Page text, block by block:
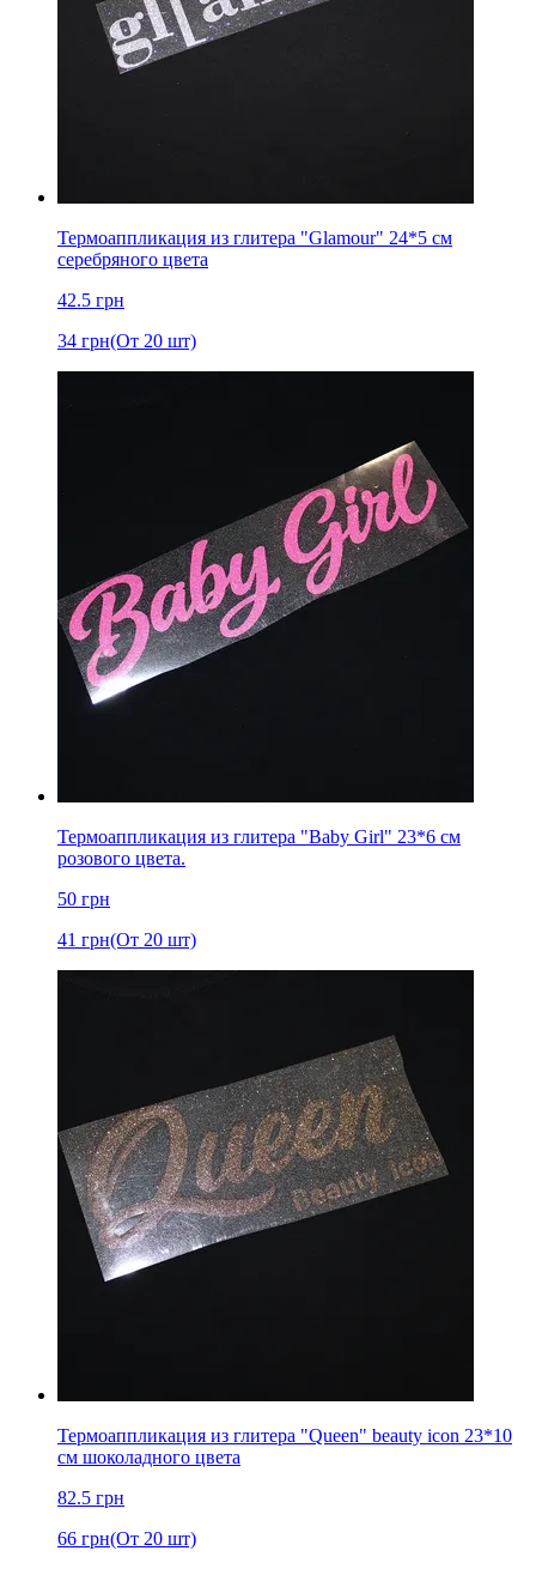
Термоаппликация из глитера "Glamour" 24*5 см
серебряного цвета
42.5 грн
34 грн(От 20 шт)
Термоаппликация из глитера "Baby Girl" 23*6 см
розового цвета.
50 грн
41 грн(От 20 шт)
Термоаппликация из глитера "Queen" beauty icon 23*10
см шоколадного цвета
82.5 грн
66 грн(От 20 шт)